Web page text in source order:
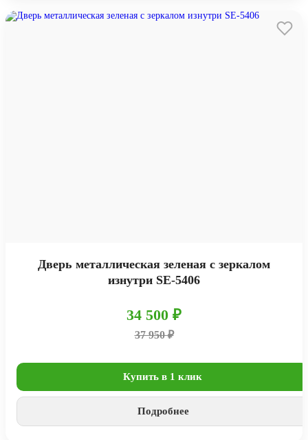
Дверь металлическая зеленая с зеркалом
изнутри SE-5406
34 500 ₽
37 950 ₽
Купить в 1 клик
Подробнее